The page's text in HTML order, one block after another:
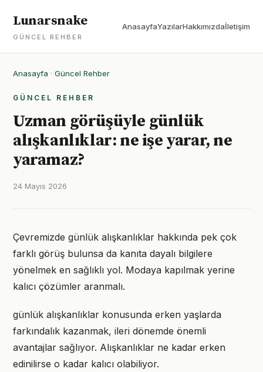
Lunarsnake
GÜNCEL REHBER
AnasayfaYazılarHakkımızdaİletişim
Anasayfa · Güncel Rehber
GÜNCEL REHBER
Uzman görüşüyle günlük
alışkanlıklar: ne işe yarar, ne
yaramaz?
24 Mayıs 2026
Çevremizde günlük alışkanlıklar hakkında pek çok
farklı görüş bulunsa da kanıta dayalı bilgilere
yönelmek en sağlıklı yol. Modaya kapılmak yerine
kalıcı çözümler aranmalı.
günlük alışkanlıklar konusunda erken yaşlarda
farkındalık kazanmak, ileri dönemde önemli
avantajlar sağlıyor. Alışkanlıklar ne kadar erken
edinilirse o kadar kalıcı olabiliyor.